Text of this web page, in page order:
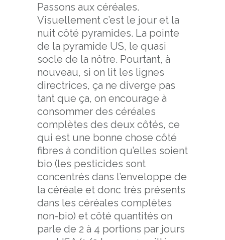
Passons aux céréales.
Visuellement c’est le jour et la
nuit côté pyramides. La pointe
de la pyramide US, le quasi
socle de la nôtre. Pourtant, à
nouveau, si on lit les lignes
directrices, ça ne diverge pas
tant que ça, on encourage à
consommer des céréales
complètes des deux côtés, ce
qui est une bonne chose côté
fibres à condition qu’elles soient
bio (les pesticides sont
concentrés dans l’enveloppe de
la céréale et donc très présents
dans les céréales complètes
non-bio) et côté quantités on
parle de 2 à 4 portions par jours